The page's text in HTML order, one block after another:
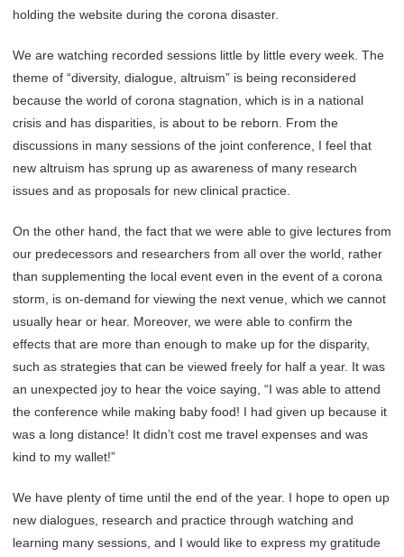
holding the website during the corona disaster.
We are watching recorded sessions little by little every week. The
theme of “diversity, dialogue, altruism” is being reconsidered
because the world of corona stagnation, which is in a national
crisis and has disparities, is about to be reborn. From the
discussions in many sessions of the joint conference, I feel that
new altruism has sprung up as awareness of many research
issues and as proposals for new clinical practice.
On the other hand, the fact that we were able to give lectures from
our predecessors and researchers from all over the world, rather
than supplementing the local event even in the event of a corona
storm, is on-demand for viewing the next venue, which we cannot
usually hear or hear. Moreover, we were able to confirm the
effects that are more than enough to make up for the disparity,
such as strategies that can be viewed freely for half a year. It was
an unexpected joy to hear the voice saying, “I was able to attend
the conference while making baby food! I had given up because it
was a long distance! It didn’t cost me travel expenses and was
kind to my wallet!”
We have plenty of time until the end of the year. I hope to open up
new dialogues, research and practice through watching and
learning many sessions, and I would like to express my gratitude